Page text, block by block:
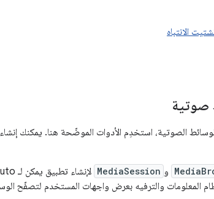
الانتباه
صوتية
الصوتية، استخدِم الأدوات الموضّحة هنا. يمكنك
و MediaSession
المعلومات والترفيه بعرض واجهات المستخدم لتصفّح